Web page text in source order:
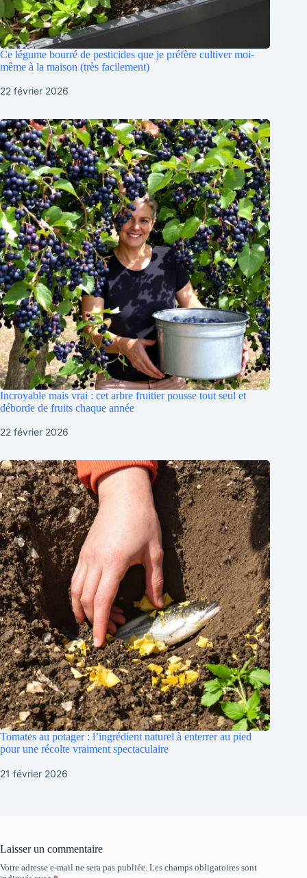
Ce légume bourré de pesticides que je préfère cultiver moi-
même à la maison (très facilement)
22 février 2026
Incroyable mais vrai : cet arbre fruitier pousse tout seul et
déborde de fruits chaque année
22 février 2026
Tomates au potager : l’ingrédient naturel à enterrer au pied
pour une récolte vraiment spectaculaire
21 février 2026
Laisser un commentaire
Votre adresse e-mail ne sera pas publiée. Les champs obligatoires sont